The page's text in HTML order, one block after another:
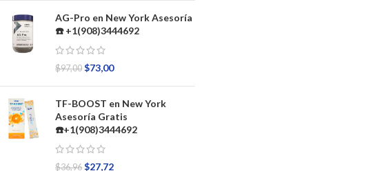
AG-Pro en New York Asesoría
☎️ +1(908)3444692
$97,00 $73,00
TF-BOOST en New York
Asesoría Gratis
☎️+1(908)3444692
$36,96 $27,72